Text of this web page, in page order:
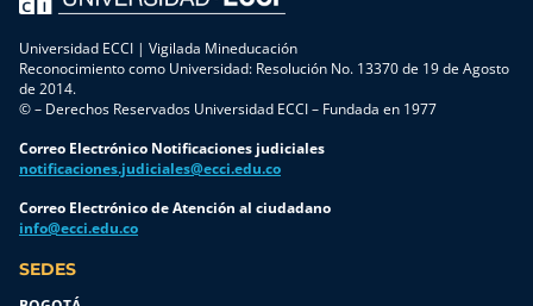
Universidad ECCI | Vigilada Mineducación
Reconocimiento como Universidad: Resolución No. 13370 de 19 de Agosto
de 2014.
© – Derechos Reservados Universidad ECCI – Fundada en 1977
Correo Electrónico Notificaciones judiciales
notificaciones.judiciales@ecci.edu.co
Correo Electrónico de Atención al ciudadano
info@ecci.edu.co
SEDES